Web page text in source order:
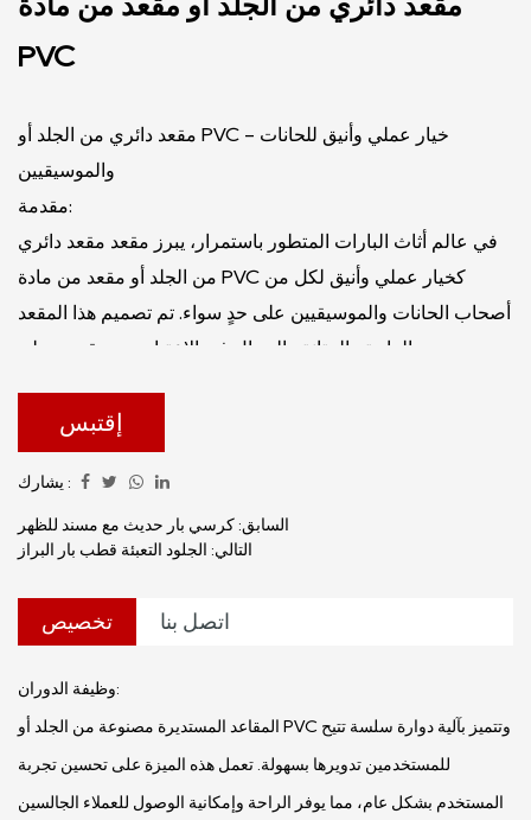
مقعد دائري من الجلد أو مقعد من مادة
PVC
مقعد دائري من الجلد أو PVC - خيار عملي وأنيق للحانات
والموسيقيين
مقدمة:
في عالم أثاث البارات المتطور باستمرار، يبرز مقعد مقعد دائري
من الجلد أو مقعد من مادة PVC كخيار عملي وأنيق لكل من
أصحاب الحانات والموسيقيين على حدٍ سواء. تم تصميم هذا المقعد
مع وضع الراحة والمتانة والجمال في الاعتبار، مع مقعد مبطن
بار أو استوديو موسيقى. دعونا نتعمق في الميزات والمزايا التي
تجعل هذا المقعد الدائري المصنوع من الجلد أو PVC خيارًا جديرًا
إقتبس
يشارك :
السابق: كرسي بار حديث مع مسند للظهر
التالي: الجلود التعبئة قطب بار البراز
تخصيص اتصل بنا
وظيفة الدوران:
المقاعد المستديرة مصنوعة من الجلد أو PVC وتتميز بآلية دوارة سلسة تتيح
للمستخدمين تدويرها بسهولة. تعمل هذه الميزة على تحسين تجربة
المستخدم بشكل عام، مما يوفر الراحة وإمكانية الوصول للعملاء الجالسين